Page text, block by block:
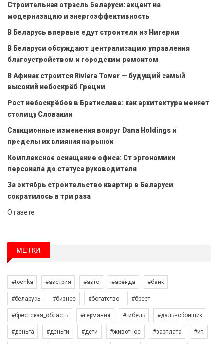
Строительная отрасль Беларуси: акцент на
модернизацию и энергоэффективность
В Беларусь впервые едут строители из Нигерии
В Беларуси обсуждают централизацию управления
благоустройством и городским ремонтом
В Афинах строится Riviera Tower — будущий самый
высокий небоскрёб Греции
Рост небоскрёбов в Братиславе: как архитектура меняет
столицу Словакии
Санкционные изменения вокруг Dana Holdings и
пределы их влияния на рынок
Комплексное оснащение офиса: От эргономики
персонала до статуса руководителя
За октябрь строительство квартир в Беларуси
сократилось в три раза
О газете
МЕТКИ
#tochka #австрия #авто #аренда #банк
#беларусь #бизнес #богатство #брест
#брестская_область #германия #гибель #дальнобойщик
#деньга #деньги #дети #животное #зарплата #ип